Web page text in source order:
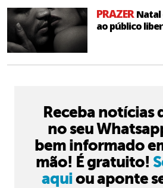
PRAZERNatal
ao público
Receba notícias
no seu
bem informado
mão! É gratuito!
aquiou aponte